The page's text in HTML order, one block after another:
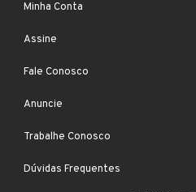
Minha Conta
Assine
Fale Conosco
Anuncie
Trabalhe Conosco
Dúvidas Frequentes